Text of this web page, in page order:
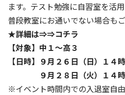
ます。テスト勉強に自習室を活
普段教室にお通いでない場合も
★詳細は⇒⇒コチラ
【対象】中１～高３
【日時】９月２６日（日）１４
９月２８日（火）１４時
※イベント時間内での入退室自由